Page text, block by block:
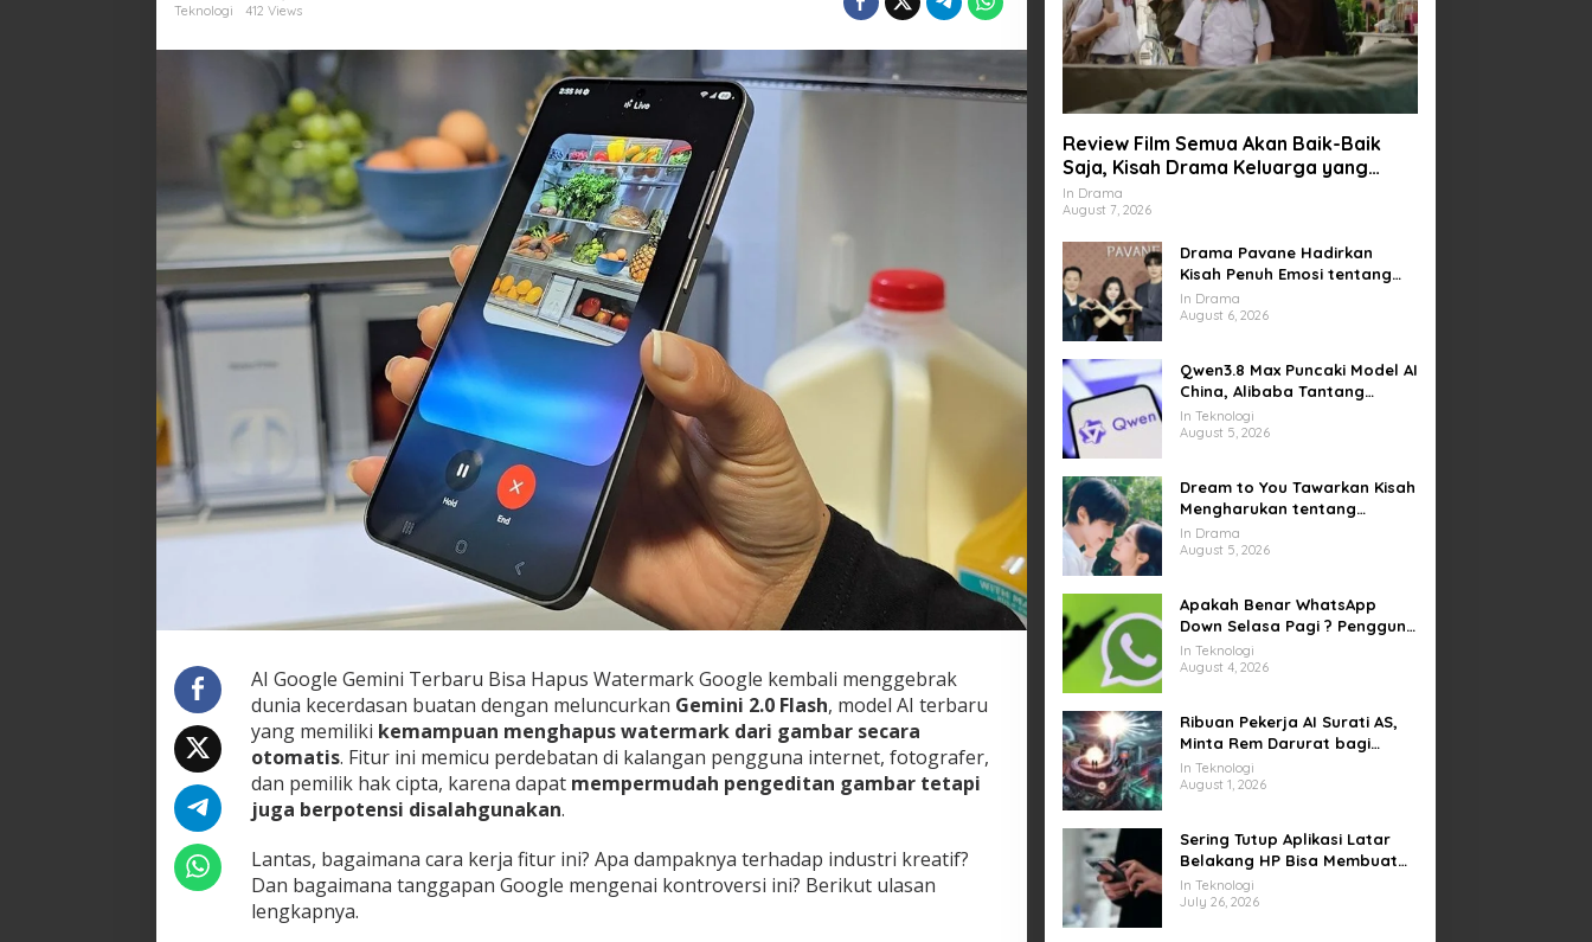
Teknologi
412 Views
AI Google Gemini Terbaru Bisa Hapus Watermark Google kembali menggebrak
dunia kecerdasan buatan dengan meluncurkan Gemini 2.0 Flash, model AI terbaru
yang memiliki kemampuan menghapus watermark dari gambar secara
otomatis. Fitur ini memicu perdebatan di kalangan pengguna internet, fotografer,
dan pemilik hak cipta, karena dapat mempermudah pengeditan gambar tetapi
juga berpotensi disalahgunakan.
Lantas, bagaimana cara kerja fitur ini? Apa dampaknya terhadap industri kreatif?
Dan bagaimana tanggapan Google mengenai kontroversi ini? Berikut ulasan
lengkapnya.
Review Film Semua Akan Baik-Baik
Saja, Kisah Drama Keluarga yang
Sarat Makna tentang Kehilangan dan
Harapan
In Drama
August 7, 2026
Drama Pavane Hadirkan
Kisah Penuh Emosi tentang
Cinta, Penyesalan, dan
Kesempatan Memulai Kembali
In Drama
August 6, 2026
Qwen3.8 Max Puncaki Model AI
China, Alibaba Tantang
Pemain Global
In Teknologi
August 5, 2026
Dream to You Tawarkan Kisah
Mengharukan tentang
Perjuangan Meraih Mimpi
yang Sempat Tertunda
In Drama
August 5, 2026
Apakah Benar WhatsApp
Down Selasa Pagi ? Pengguna
Kesulitan Kirim Gambar dan
Video di Sejumlah Wilayah
In Teknologi
August 4, 2026
Ribuan Pekerja AI Surati AS,
Minta Rem Darurat bagi
Teknologi Canggih
In Teknologi
August 1, 2026
Sering Tutup Aplikasi Latar
Belakang HP Bisa Membuat
Baterai Lebih Boros
In Teknologi
July 26, 2026